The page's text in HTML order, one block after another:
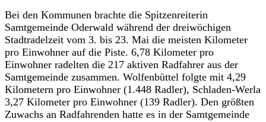
Bei den Kommunen brachte die Spitzenreiterin
Samtgemeinde Oderwald während der dreiwöchigen
Stadtradelzeit vom 3. bis 23. Mai die meisten Kilometer
pro Einwohner auf die Piste. 6,78 Kilometer pro
Einwohner radelten die 217 aktiven Radfahrer aus der
Samtgemeinde zusammen. Wolfenbüttel folgte mit 4,29
Kilometern pro Einwohner (1.448 Radler), Schladen-Werla
3,27 Kilometer pro Einwohner (139 Radler). Den größten
Zuwachs an Radfahrenden hatte es in der Samtgemeinde